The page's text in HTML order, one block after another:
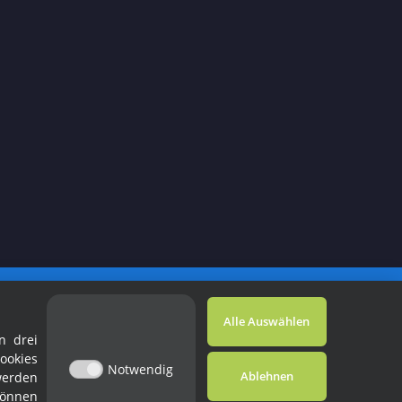
drei
Notwendig
Alle Auswählen
Ablehnen